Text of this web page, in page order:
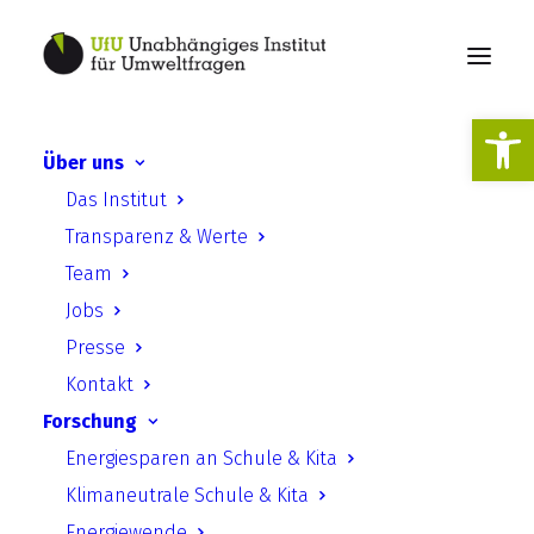
Über uns
Das Institut
Transparenz & Werte
Team
Jobs
Presse
Kontakt
Forschung
Energiesparen an Schule & Kita
Klimaneutrale Schule & Kita
Digitalisierung der
formellen
Öffentlichkeitsbeteiligung
(in: Kursbuch
Bürgerbeteiligung)